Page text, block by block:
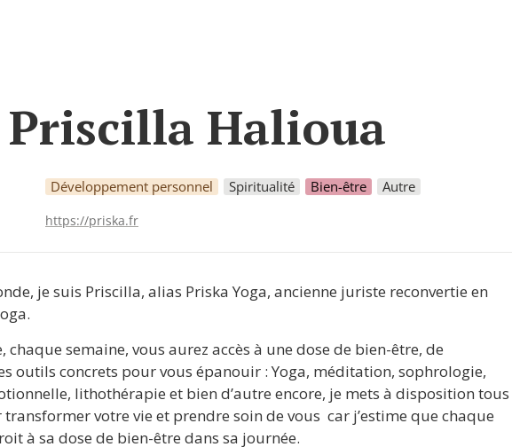
Priscilla Halioua
Développement personnel Spiritualité Bien-être Autre
https://priska.fr
je suis Priscilla, alias Priska Yoga, ancienne juriste reconvertie en
chaque semaine, vous aurez accès à une dose de bien-être, de
outils concrets pour vous épanouir : Yoga, méditation, sophrologie,
lithothérapie et bien d’autre encore, je mets à disposition tous
votre vie et prendre soin de vous  car j’estime que chaque
à sa dose de bien-être dans sa journée.